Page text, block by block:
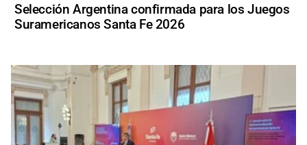
Selección Argentina confirmada para los Juegos
Suramericanos Santa Fe 2026